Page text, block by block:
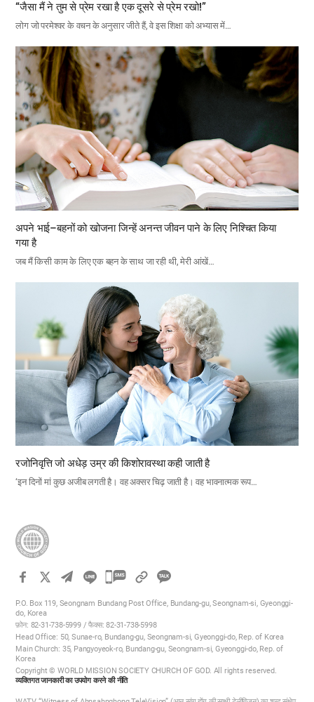
“जैसा मैं ने तुम से प्रेम रखा है एक दूसरे से प्रेम रखो!”
लोग जो परमेश्वर के वचन के अनुसार जीते हैं, वे इस शिक्षा को अभ्यास में…
अपने भाई–बहनों को खोजना जिन्हें अनन्त जीवन पाने के लिए निश्चित किया
गया है
जब मैं किसी काम के लिए एक बहन के साथ जा रही थी, मेरी आंखें…
रजोनिवृत्ति जो अधेड़ उम्र की किशोरावस्था कही जाती है
‘इन दिनों मां कुछ अजीब लगती है। वह अक्सर चिढ़ जाती है। वह भावनात्मक रूप…
카
오
톡
공
기
P.O. Box 119, Seongnam Bundang Post Office, Bundang-gu, Seongnam-si, Gyeonggi-
do, Korea
फ़ोन: 82-31-738-5999 / फैक्स: 82-31-738-5998
Head Office: 50, Sunae-ro, Bundang-gu, Seongnam-si, Gyeonggi-do, Rep. of Korea
Main Church: 35, Pangyoyeok-ro, Bundang-gu, Seongnam-si, Gyeonggi-do, Rep. of
Korea
Copyright © WORLD MISSION SOCIETY CHURCH OF GOD. All rights reserved.
व्यक्तिगत जानकारी का उपयोग करने की नीति